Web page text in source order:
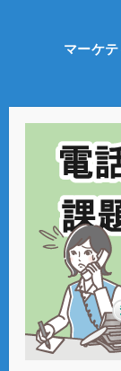
マーケ